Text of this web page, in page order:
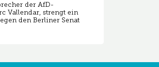
der AfD-
Vallendar, strengt ein
den Berliner Senat